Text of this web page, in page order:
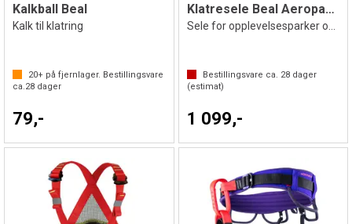
Kalkball Beal
Kalk til klatring
20+ på fjernlager. Bestillingsvare
ca.28 dager
79,-
Klatresele Beal Aeropark IV
Bestillingsvare ca. 28dager
(estimat)
1 099,-